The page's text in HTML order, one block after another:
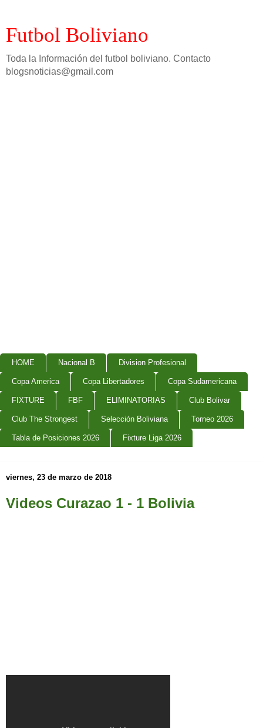
Futbol Boliviano
Toda la Información del futbol boliviano. Contacto
blogsnoticias@gmail.com
HOME Nacional B Division Profesional
Copa America Copa Libertadores Copa Sudamericana
FIXTURE FBF ELIMINATORIAS Club Bolivar
Club The Strongest Selección Boliviana Torneo 2026
Tabla de Posiciones 2026 Fixture Liga 2026
viernes, 23 de marzo de 2018
Videos Curazao 1 - 1 Bolivia